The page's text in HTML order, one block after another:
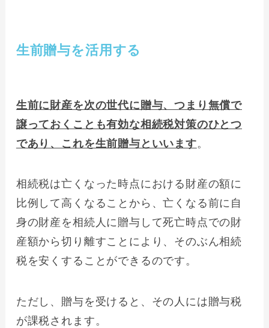
生前贈与を活用する
生前に財産を次の世代に贈与、つまり無償で
譲っておくことも有効な相続税対策のひとつ
であり、これを生前贈与といいます。
相続税は亡くなった時点における財産の額に
比例して高くなることから、亡くなる前に自
身の財産を相続人に贈与して死亡時点での財
産額から切り離すことにより、そのぶん相続
税を安くすることができるのです。
ただし、贈与を受けると、その人には贈与税
が課税されます。